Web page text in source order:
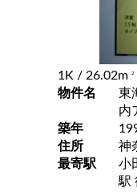
1K / 26.02m 2
物件名
東
内
築年
住所
神
最寄駅
小